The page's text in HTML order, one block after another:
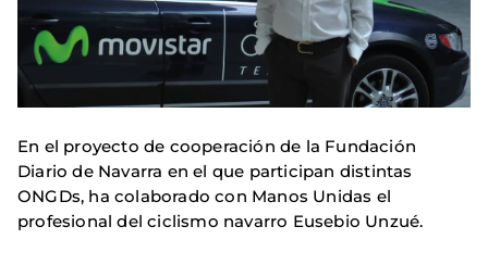
En el proyecto de cooperación de la Fundación
Diario de Navarra en el que participan distintas
ONGDs, ha colaborado con Manos Unidas el
profesional del ciclismo navarro Eusebio Unzué.